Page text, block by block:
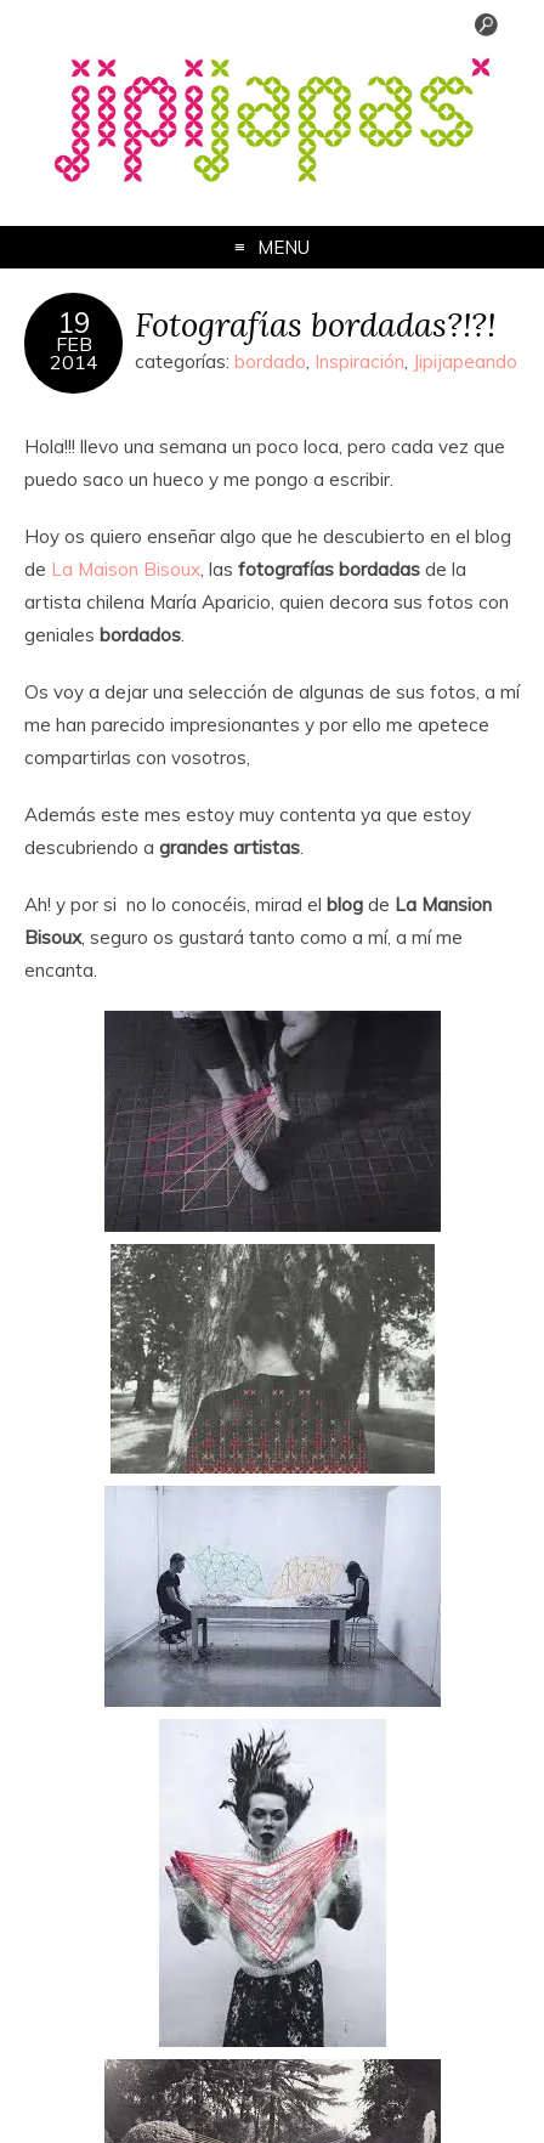
MENU
19
FEB
2014
Fotografías bordadas?!?!
categorías: bordado, Inspiración, Jipijapeando
Hola!!! llevo una semana un poco loca, pero cada vez que
puedo saco un hueco y me pongo a escribir.
Hoy os quiero enseñar algo que he descubierto en el blog
de La Maison Bisoux, las fotografías bordadas de la
artista chilena María Aparicio, quien decora sus fotos con
geniales bordados.
Os voy a dejar una selección de algunas de sus fotos, a mí
me han parecido impresionantes y por ello me apetece
compartirlas con vosotros,
Además este mes estoy muy contenta ya que estoy
descubriendo a grandes artistas.
Ah! y por si no lo conocéis, mirad el blog de La Mansion
Bisoux, seguro os gustará tanto como a mí, a mí me
encanta.